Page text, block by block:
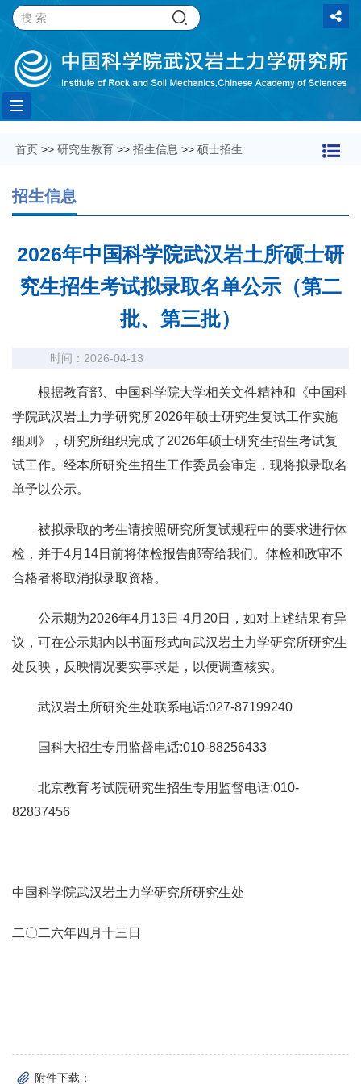
Toggle
navigation
首页 >> 研究生教育 >> 招生信息 >> 硕士招生
招生信息
2026年中国科学院武汉岩土所硕士研
究生招生考试拟录取名单公示（第二
批、第三批）
时间：2026-04-13
根据教育部、中国科学院大学相关文件精神和《中国科
学院武汉岩土力学研究所2026年硕士研究生复试工作实施
细则》，研究所组织完成了2026年硕士研究生招生考试复
试工作。经本所研究生招生工作委员会审定，现将拟录取名
单予以公示。
被拟录取的考生请按照研究所复试规程中的要求进行体
检，并于4月14日前将体检报告邮寄给我们。体检和政审不
合格者将取消拟录取资格。
公示期为2026年4月13日-4月20日，如对上述结果有异
议，可在公示期内以书面形式向武汉岩土力学研究所研究生
处反映，反映情况要实事求是，以便调查核实。
武汉岩土所研究生处联系电话:027-87199240
国科大招生专用监督电话:010-88256433
北京教育考试院研究生招生专用监督电话:010-
82837456
中国科学院武汉岩土力学研究所研究生处
二〇二六年四月十三日
附件下载：